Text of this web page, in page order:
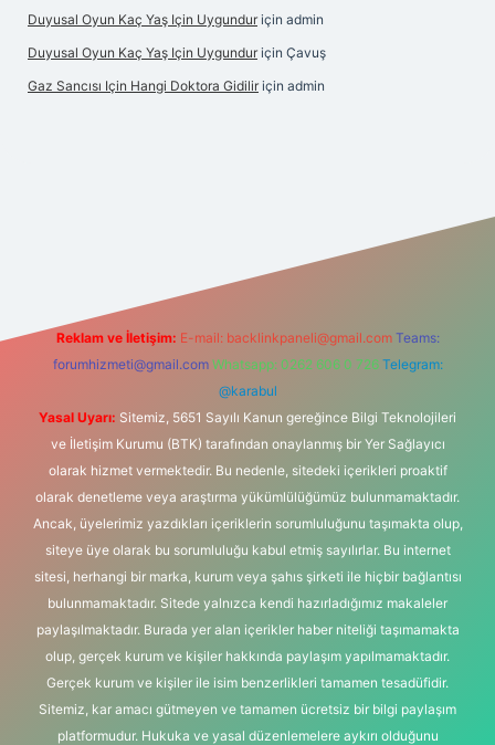
Duyusal Oyun Kaç Yaş Için Uygundur için admin
Duyusal Oyun Kaç Yaş Için Uygundur için Çavuş
Gaz Sancısı Için Hangi Doktora Gidilir için admin
Reklam ve İletişim: E-mail: backlinkpaneli@gmail.com Teams:
forumhizmeti@gmail.com Whatsapp: 0262 606 0 726 Telegram:
@karabul
Yasal Uyarı: Sitemiz, 5651 Sayılı Kanun gereğince Bilgi Teknolojileri
ve İletişim Kurumu (BTK) tarafından onaylanmış bir Yer Sağlayıcı
olarak hizmet vermektedir. Bu nedenle, sitedeki içerikleri proaktif
olarak denetleme veya araştırma yükümlülüğümüz bulunmamaktadır.
Ancak, üyelerimiz yazdıkları içeriklerin sorumluluğunu taşımakta olup,
siteye üye olarak bu sorumluluğu kabul etmiş sayılırlar. Bu internet
sitesi, herhangi bir marka, kurum veya şahıs şirketi ile hiçbir bağlantısı
bulunmamaktadır. Sitede yalnızca kendi hazırladığımız makaleler
paylaşılmaktadır. Burada yer alan içerikler haber niteliği taşımamakta
olup, gerçek kurum ve kişiler hakkında paylaşım yapılmamaktadır.
Gerçek kurum ve kişiler ile isim benzerlikleri tamamen tesadüfidir.
Sitemiz, kar amacı gütmeyen ve tamamen ücretsiz bir bilgi paylaşım
platformudur. Hukuka ve yasal düzenlemelere aykırı olduğunu